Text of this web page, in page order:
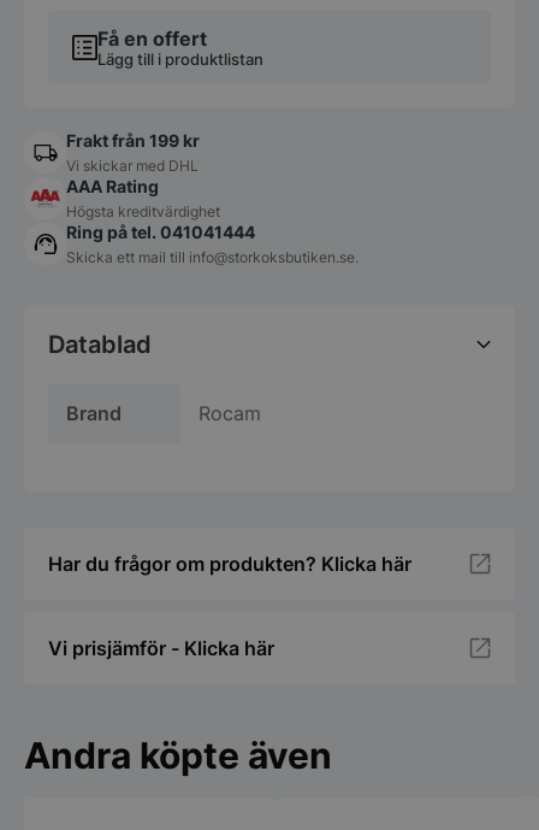
drop-Få en offert
Lägg till i produktlistan
Frakt från 199 kr
Vi skickar med DHL
AAA Rating
Högsta kreditvärdighet
Ring på tel. 041041444
Skicka ett mail till info@storkoksbutiken.se.
Datablad
Brand Rocam
Har du frågor om produkten? Klicka här
Vi prisjämför - Klicka här
Andra köpte även